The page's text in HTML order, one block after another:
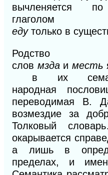
вычленяется
еду только в
Родство
слов мзда и месть
в их
народная
переводимая В.
возмездие за
Толковый
окаpывается
а лишь в
пределах, и